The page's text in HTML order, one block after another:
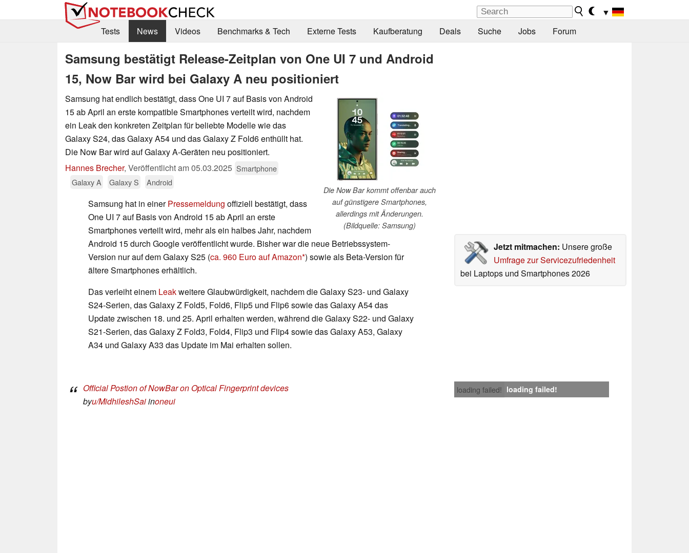
▼
Tests
News Videos Benchmarks & Tech Externe Tests Kaufberatung Deals Suche Jobs Forum
Samsung bestätigt Release-Zeitplan von One UI 7 und Android
15, Now Bar wird bei Galaxy A neu positioniert
Die Now Bar kommt offenbar auch
auf günstigere Smartphones,
allerdings mit Änderungen.
(Bildquelle: Samsung)
Samsung hat endlich bestätigt, dass One UI 7 auf Basis von Android
15 ab April an erste kompatible Smartphones verteilt wird, nachdem
ein Leak den konkreten Zeitplan für beliebte Modelle wie das
Galaxy S24, das Galaxy A54 und das Galaxy Z Fold6 enthüllt hat.
Die Now Bar wird auf Galaxy A-Geräten neu positioniert.
Hannes Brecher, Veröffentlicht am05.03.2025 Smartphone
Galaxy A
Galaxy S Android
Jetzt mitmachen: Unsere große
Umfrage zur Servicezufriedenheit
bei Laptops und Smartphones 2026
Samsung hat in einerPressemeldung offiziell bestätigt, dass
One UI 7 auf Basis von Android 15 ab April an erste
Smartphones verteilt wird, mehr als ein halbes Jahr, nachdem
Android 15 durch Google veröffentlicht wurde. Bisher war die neue Betriebssystem-
Version nur auf dem Galaxy S25 (ca. 960 Euro auf Amazon ) sowie als Beta-Version für
ältere Smartphones erhältlich.
Das verleiht einem Leakweitere Glaubwürdigkeit, nachdem die Galaxy S23- und Galaxy
S24-Serien, das Galaxy Z Fold5, Fold6, Flip5 und Flip6 sowie das Galaxy A54 das
Update zwischen 18. und 25. April erhalten werden, während die Galaxy S22- und Galaxy
S21-Serien, das Galaxy Z Fold3, Fold4, Flip3 und Flip4 sowie das Galaxy A53, Galaxy
A34 und Galaxy A33 das Update im Mai erhalten sollen.
loading failed! loading failed!
Official Postion of NowBar on Optical Fingerprint devices
byu/MidhileshSaiinoneui